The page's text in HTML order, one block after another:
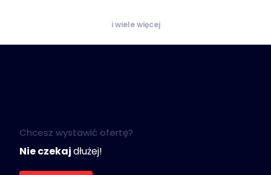
i wiele więcej
Chcesz wystawić ofertę?
Nie czekajdłużej!